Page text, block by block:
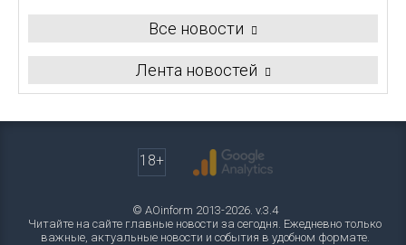
Все новости
Лента новостей
18+
© AOinform 2013-2026. v.3.4
Читайте на сайте главные новости за сегодня. Ежедневно только
важные, актуальные новости и события в удобном формате.